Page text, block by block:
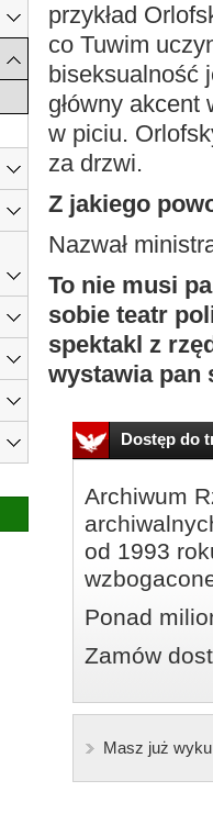
przykład
co Tuwim
biseksualność
główny
w piciu.
za drzwi.
Z jakiego
Nazwał
To nie musi
sobie teatr
spektakl z
wystawia pan
Dostęp do
Archiwum
od 1993
Ponad
Zamów
Masz już